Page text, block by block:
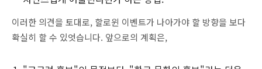
이러한 의견을 토대로, 할로윈 이벤트가 나아가야 할 방향을 보다
확실히 할 수 있엇습니다. 앞으로의 계획은,